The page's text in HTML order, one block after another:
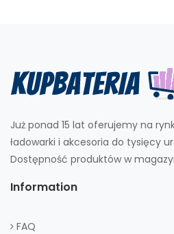
Już ponad 15 lat oferujemy na
ładowarki i akcesoria do tysięcy
Dostępność produktów w
Information
FAQ